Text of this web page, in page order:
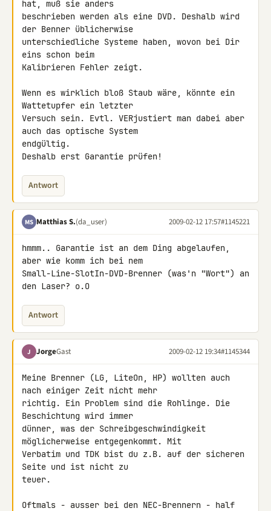
hat, muß sie anders
beschrieben werden als eine DVD. Deshalb wird
der Benner üblicherwise
unterschiedliche Systeme haben, wovon bei Dir
eins schon beim
Kalibrieren Fehler zeigt.
Wenn es wirklich bloß Staub wäre, könnte ein
Wattetupfer ein letzter
Versuch sein. Evtl. VERjustiert man dabei aber
auch das optische System
endgültig.
Deshalb erst Garantie prüfen!
Antwort
MS Matthias S.(da_user) 2009-02-12 17:57#1145221
hmmm.. Garantie ist an dem Ding abgelaufen,
aber wie komm ich bei nem
Small-Line-SlotIn-DVD-Brenner (was'n "Wort") an
den Laser? o.O
Antwort
J JorgeGast 2009-02-12 19:34#1145344
Meine Brenner (LG, LiteOn, HP) wollten auch
nach einiger Zeit nicht mehr
richtig. Ein Problem sind die Rohlinge. Die
Beschichtung wird immer
dünner, was der Schreibgeschwindigkeit
möglicherweise entgegenkommt. Mit
Verbatim und TDK bist du z.B. auf der sicheren
Seite und ist nicht zu
teuer.
Oftmals - ausser bei den NEC-Brennern - half